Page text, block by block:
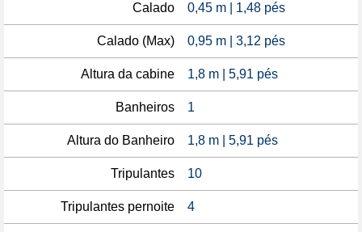
Calado 0,45 m | 1,48 pés
Calado (Max) 0,95 m | 3,12 pés
Altura da cabine 1,8 m | 5,91 pés
Banheiros 1
Altura do Banheiro 1,8 m | 5,91 pés
Tripulantes 10
Tripulantes pernoite 4